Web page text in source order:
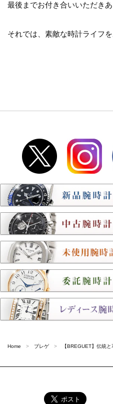
最後までお付き合いいただき
それでは、素敵な時計ライフを
Home ブレゲ 【BREGUET】伝統